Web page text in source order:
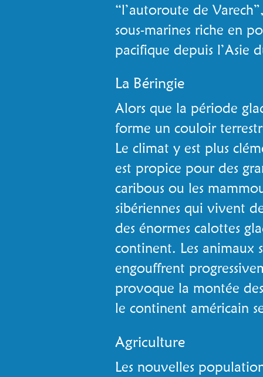
“l’autoroute de
sous-marines riche en
pacifique depuis l’Asie
La Béringie
Alors que la période
forme un couloir
Le climat y est plus
est propice pour des
caribous ou les
sibériennes qui vivent
des énormes calottes
continent. Les animaux
engouffrent
provoque la montée
le continent américain
Agriculture
Les nouvelles